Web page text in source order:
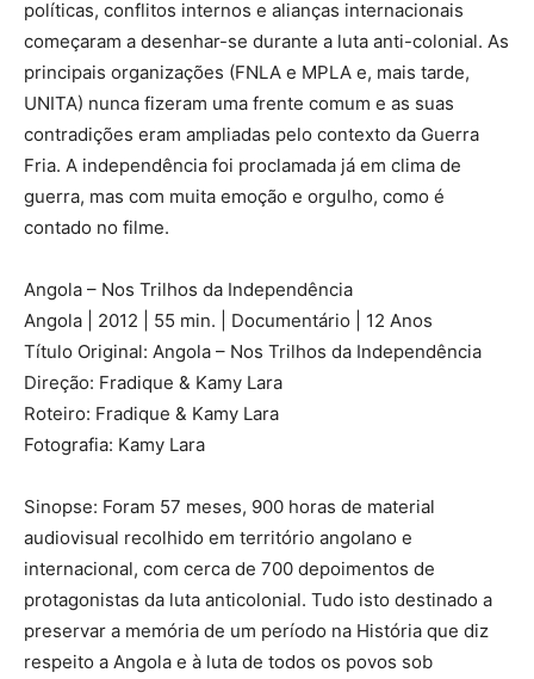
políticas, conflitos internos e alianças internacionais
começaram a desenhar-se durante a luta anti-colonial. As
principais organizações (FNLA e MPLA e, mais tarde,
UNITA) nunca fizeram uma frente comum e as suas
contradições eram ampliadas pelo contexto da Guerra
Fria. A independência foi proclamada já em clima de
guerra, mas com muita emoção e orgulho, como é
contado no filme.
Angola – Nos Trilhos da Independência
Angola | 2012 | 55 min. | Documentário | 12 Anos
Título Original: Angola – Nos Trilhos da Independência
Direção: Fradique & Kamy Lara
Roteiro: Fradique & Kamy Lara
Fotografia: Kamy Lara
Sinopse: Foram 57 meses, 900 horas de material
audiovisual recolhido em território angolano e
internacional, com cerca de 700 depoimentos de
protagonistas da luta anticolonial. Tudo isto destinado a
preservar a memória de um período na História que diz
respeito a Angola e à luta de todos os povos sob